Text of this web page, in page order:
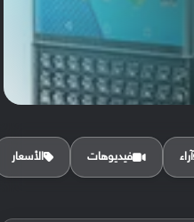
آراء فيديوهات الأسعار